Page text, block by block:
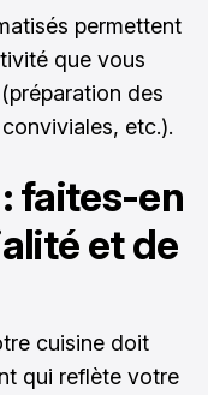
permettent
que vous
des
etc.).
faites-en
et de
cuisine doit
qui reflète votre